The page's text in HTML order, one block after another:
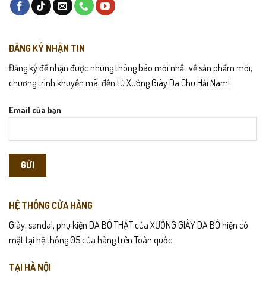
ĐĂNG KÝ NHẬN TIN
Đăng ký để nhận được những thông báo mới nhất về sản phẩm mới,
chương trình khuyến mãi đến từ Xưởng Giày Da Chu Hải Nam!
Email của bạn
HỆ THỐNG CỬA HÀNG
Giày, sandal, phụ kiện DA BÒ THẬT của XƯỞNG GIÀY DA BÒ hiện có
mặt tại hệ thống 05 cửa hàng trên Toàn quốc.
TẠI HÀ NỘI